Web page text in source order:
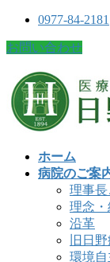
0977-84-2181
お問い合わせ
ホーム
病院のご案
理事
理念
沿革
旧日
環境